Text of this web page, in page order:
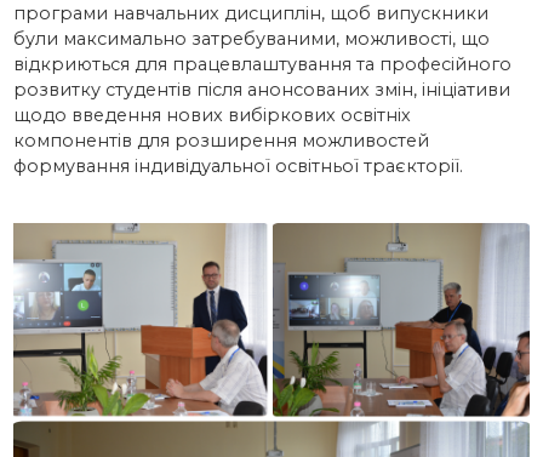
програми навчальних дисциплін, щоб випускники
були максимально затребуваними, можливості, що
відкриються для працевлаштування та професійного
розвитку студентів після анонсованих змін, ініціативи
щодо введення нових вибіркових освітніх
компонентів для розширення можливостей
формування індивідуальної освітньої траєкторії.